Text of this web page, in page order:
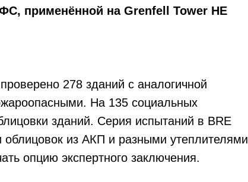
применённой на Grenfell Tower НЕ
278 зданий с аналогичной
На 135 социальных
зданий. Серия испытаний в BRE
из АКП и разными утеплителями
опцию экспертного заключения.